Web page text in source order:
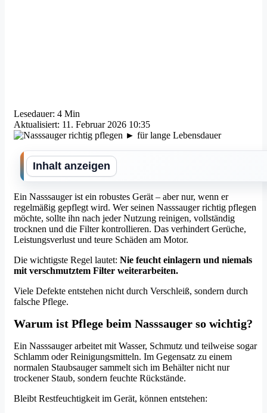
Lesedauer: 4 Min
Aktualisiert: 11. Februar 2026 10:35
Inhalt anzeigen
Ein Nasssauger ist ein robustes Gerät – aber nur, wenn er
regelmäßig gepflegt wird. Wer seinen Nasssauger richtig pflegen
möchte, sollte ihn nach jeder Nutzung reinigen, vollständig
trocknen und die Filter kontrollieren. Das verhindert Gerüche,
Leistungsverlust und teure Schäden am Motor.
Die wichtigste Regel lautet: Nie feucht einlagern und niemals
mit verschmutztem Filter weiterarbeiten.
Viele Defekte entstehen nicht durch Verschleiß, sondern durch
falsche Pflege.
Warum ist Pflege beim Nasssauger so wichtig?
Ein Nasssauger arbeitet mit Wasser, Schmutz und teilweise sogar
Schlamm oder Reinigungsmitteln. Im Gegensatz zu einem
normalen Staubsauger sammelt sich im Behälter nicht nur
trockener Staub, sondern feuchte Rückstände.
Bleibt Restfeuchtigkeit im Gerät, können entstehen: